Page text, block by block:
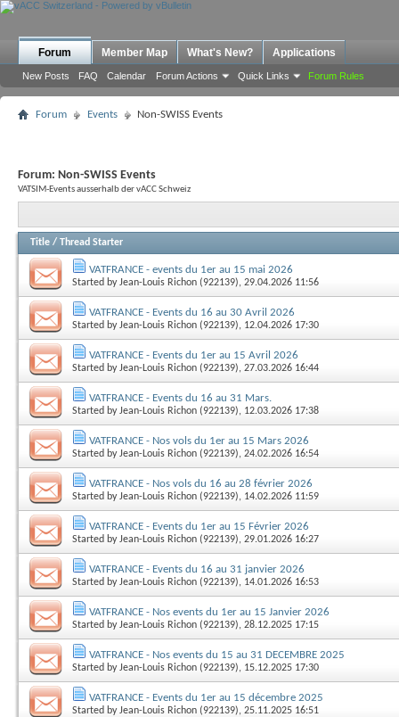
Forum
New Posts FAQ Calendar Forum Actions Quick Links Forum Rules
Member Map What's New? Applications
Forum Events Non-SWISS Events
Forum: Non-SWISS Events
VATSIM-Events ausserhalb der vACC Schweiz
Title / Thread Starter
VATFRANCE - events du 1er au 15 mai 2026
Started byJean-Louis Richon (922139), 29.04.2026 11:56
VATFRANCE - Events du 16 au 30 Avril 2026
Started byJean-Louis Richon (922139), 12.04.2026 17:30
VATFRANCE - Events du 1er au 15 Avril 2026
Started byJean-Louis Richon (922139), 27.03.2026 16:44
VATFRANCE - Events du 16 au 31 Mars.
Started byJean-Louis Richon (922139), 12.03.2026 17:38
VATFRANCE - Nos vols du 1er au 15 Mars 2026
Started byJean-Louis Richon (922139), 24.02.2026 16:54
VATFRANCE - Nos vols du 16 au 28 février 2026
Started byJean-Louis Richon (922139), 14.02.2026 11:59
VATFRANCE - Events du 1er au 15 Février 2026
Started byJean-Louis Richon (922139), 29.01.2026 16:27
VATFRANCE - Events du 16 au 31 janvier 2026
Started byJean-Louis Richon (922139), 14.01.2026 16:53
VATFRANCE - Nos events du 1er au 15 Janvier 2026
Started byJean-Louis Richon (922139), 28.12.2025 17:15
VATFRANCE - Nos events du 15 au 31 DECEMBRE 2025
Started byJean-Louis Richon (922139), 15.12.2025 17:30
VATFRANCE - Events du 1er au 15 décembre 2025
Started byJean-Louis Richon (922139), 25.11.2025 16:51